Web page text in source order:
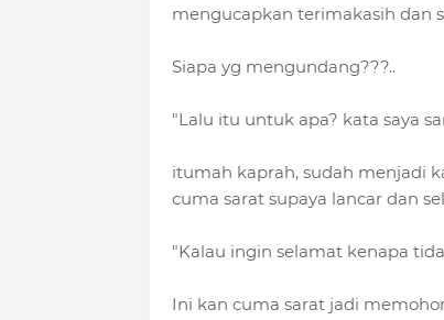
mengucapkan terimakasih dan
Siapa yg mengundang???..
"Lalu itu untuk apa? kata saya
itumah kaprah, sudah menjadi
cuma sarat supaya lancar dan
"Kalau ingin selamat kenapa
Ini kan cuma sarat jadi